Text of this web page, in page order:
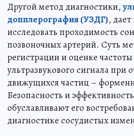
Другой метод диагностики,
допплерография (УЗДГ),
исследовать проходимость
позвоночных артерий. Суть
регистрации и оценке
ультразвукового сигнала при
движущихся частиц –
Безопасность и
обуславливают его
диагностике сосудистых